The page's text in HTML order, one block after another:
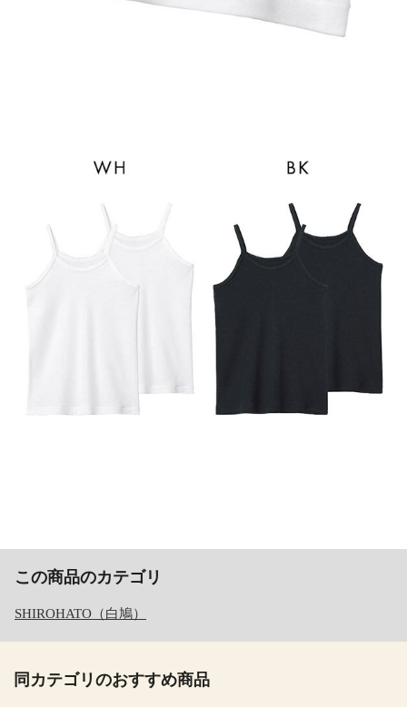
この商品のカテゴリ
SHIROHATO（白鳩）
同カテゴリのおすすめ商品